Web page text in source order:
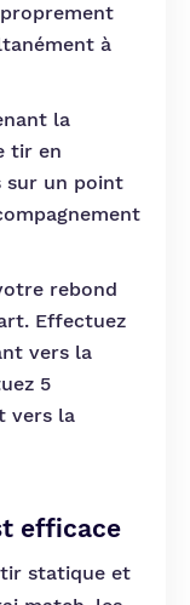
à
la
tir en
sur un point
rebond
Effectuez
vers la
5
vers la
efficace
statique et